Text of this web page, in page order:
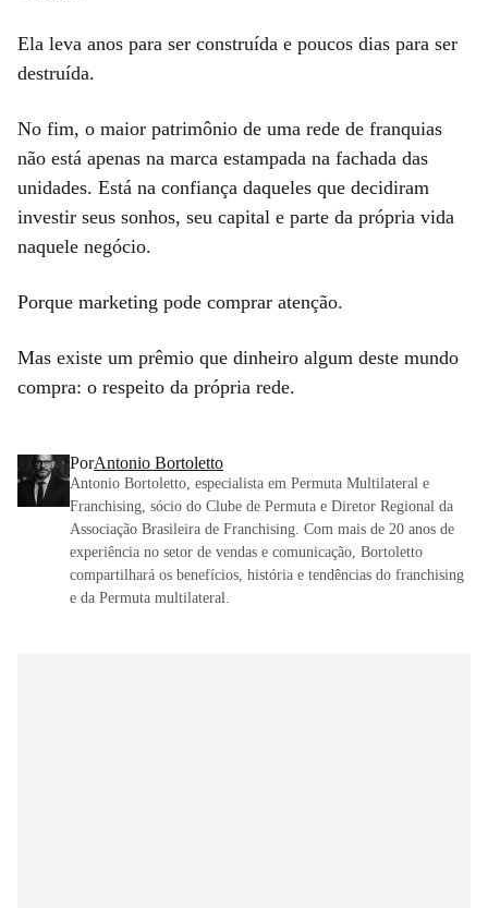
Ela leva anos para ser construída e poucos dias para ser
destruída.
No fim, o maior patrimônio de uma rede de franquias
não está apenas na marca estampada na fachada das
unidades. Está na confiança daqueles que decidiram
investir seus sonhos, seu capital e parte da própria vida
naquele negócio.
Porque marketing pode comprar atenção.
Mas existe um prêmio que dinheiro algum deste mundo
compra: o respeito da própria rede.
PorAntonio Bortoletto
Antonio Bortoletto, especialista em Permuta Multilateral e
Franchising, sócio do Clube de Permuta e Diretor Regional da
Associação Brasileira de Franchising. Com mais de 20 anos de
experiência no setor de vendas e comunicação, Bortoletto
compartilhará os benefícios, história e tendências do franchising
e da Permuta multilateral.